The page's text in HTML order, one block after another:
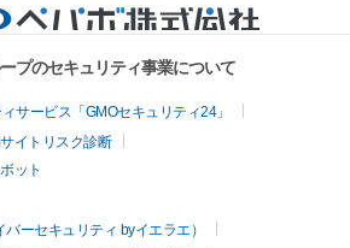
プのセキュリティ事業について
サービス「GMOセキュリティ24」
イトリスク診断
ット
ーセキュリティ byイエラエ）